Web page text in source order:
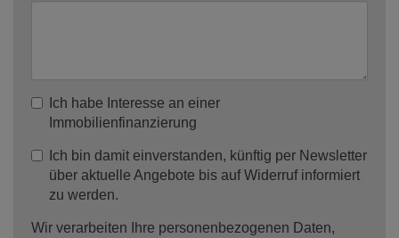
Ich habe Interesse an einer
Immobilienfinanzierung
Ich bin damit einverstanden, künftig per Newsletter
über aktuelle Angebote bis auf Widerruf informiert
zu werden.
Wir verarbeiten Ihre personenbezogenen Daten,